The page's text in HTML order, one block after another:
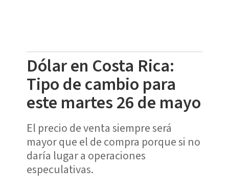
Dólar en Costa Rica:
Tipo de cambio para
este martes 26 de mayo
El precio de venta siempre será
mayor que el de compra porque si no
daría lugar a operaciones
especulativas.